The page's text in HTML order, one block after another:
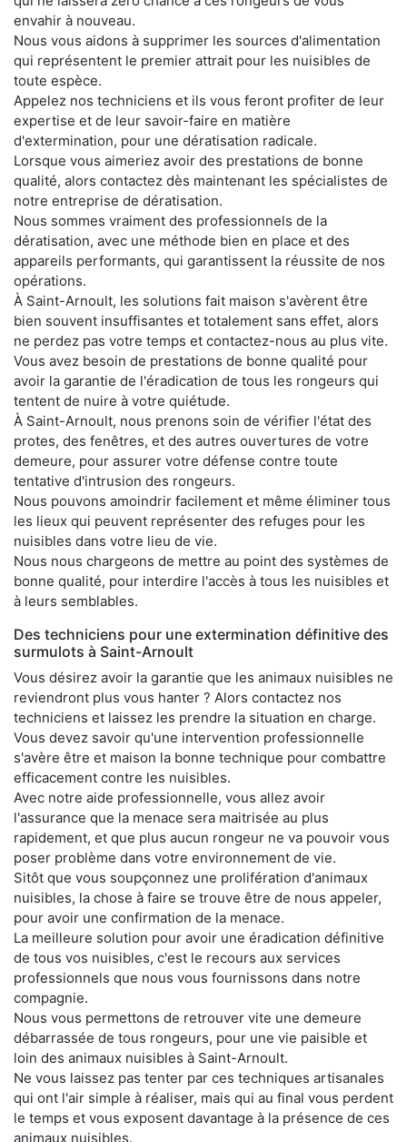
envahir à nouveau.
Nous vous aidons à supprimer les sources d'alimentation
qui représentent le premier attrait pour les nuisibles de
toute espèce.
Appelez nos techniciens et ils vous feront profiter de leur
expertise et de leur savoir-faire en matière
d'extermination, pour une dératisation radicale.
Lorsque vous aimeriez avoir des prestations de bonne
qualité, alors contactez dès maintenant les spécialistes de
notre entreprise de dératisation.
Nous sommes vraiment des professionnels de la
dératisation, avec une méthode bien en place et des
appareils performants, qui garantissent la réussite de nos
opérations.
À Saint-Arnoult, les solutions fait maison s'avèrent être
bien souvent insuffisantes et totalement sans effet, alors
ne perdez pas votre temps et contactez-nous au plus vite.
Vous avez besoin de prestations de bonne qualité pour
avoir la garantie de l'éradication de tous les rongeurs qui
tentent de nuire à votre quiétude.
À Saint-Arnoult, nous prenons soin de vérifier l'état des
protes, des fenêtres, et des autres ouvertures de votre
demeure, pour assurer votre défense contre toute
tentative d'intrusion des rongeurs.
Nous pouvons amoindrir facilement et même éliminer tous
les lieux qui peuvent représenter des refuges pour les
nuisibles dans votre lieu de vie.
Nous nous chargeons de mettre au point des systèmes de
bonne qualité, pour interdire l'accès à tous les nuisibles et
à leurs semblables.
Des techniciens pour une extermination définitive des
surmulots à Saint-Arnoult
Vous désirez avoir la garantie que les animaux nuisibles ne
reviendront plus vous hanter ? Alors contactez nos
techniciens et laissez les prendre la situation en charge.
Vous devez savoir qu'une intervention professionnelle
s'avère être et maison la bonne technique pour combattre
efficacement contre les nuisibles.
Avec notre aide professionnelle, vous allez avoir
l'assurance que la menace sera maitrisée au plus
rapidement, et que plus aucun rongeur ne va pouvoir vous
poser problème dans votre environnement de vie.
Sitôt que vous soupçonnez une prolifération d'animaux
nuisibles, la chose à faire se trouve être de nous appeler,
pour avoir une confirmation de la menace.
La meilleure solution pour avoir une éradication définitive
de tous vos nuisibles, c'est le recours aux services
professionnels que nous vous fournissons dans notre
compagnie.
Nous vous permettons de retrouver vite une demeure
débarrassée de tous rongeurs, pour une vie paisible et
loin des animaux nuisibles à Saint-Arnoult.
Ne vous laissez pas tenter par ces techniques artisanales
qui ont l'air simple à réaliser, mais qui au final vous perdent
le temps et vous exposent davantage à la présence de ces
animaux nuisibles.